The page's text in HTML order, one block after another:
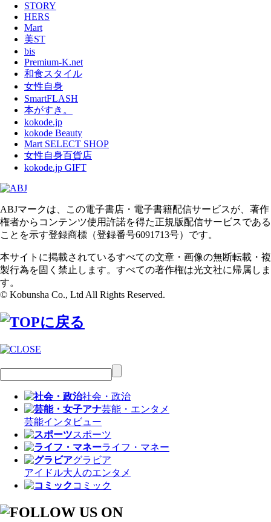
STORY
HERS
Mart
美ST
bis
Premium-K.net
和食スタイル
女性自身
SmartFLASH
本がすき。
kokode.jp
kokode Beauty
Mart SELECT SHOP
女性自身百貨店
kokode.jp GIFT
ABJマークは、この電子書店・電子書籍配信サービスが、著作
権者からコンテンツ使用許諾を得た正規版配信サービスである
ことを示す登録商標（登録番号6091713号）です。
本サイトに掲載されているすべての文章・画像の無断転載・複
製行為を固く禁止します。すべての著作権は光文社に帰属しま
す。
© Kobunsha Co., Ltd All Rights Reserved.
社会・政治
芸能・エンタメ
芸能インタビュー
スポーツ
ライフ・マネー
グラビア
アイドル大人のエンタメ
コミック